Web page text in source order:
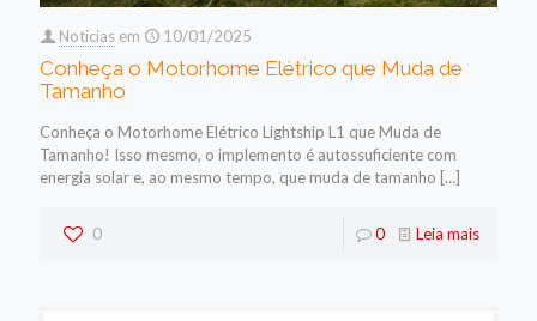
Noticias em 10/01/2025
Conheça o Motorhome Elétrico que Muda de
Tamanho
Conheça o Motorhome Elétrico Lightship L1 que Muda de
Tamanho! Isso mesmo, o implemento é autossuficiente com
energia solar e, ao mesmo tempo, que muda de tamanho […]
0 0 Leia mais